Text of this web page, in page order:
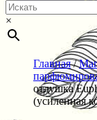
×
Главная/
отдушка
(усиленная